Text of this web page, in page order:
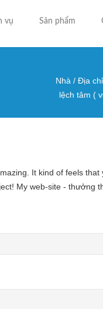
vụ Sản phẩm
Bạn
Nhà / Địa
lệch tâm (
It kind of feels
My web-site - thưởng